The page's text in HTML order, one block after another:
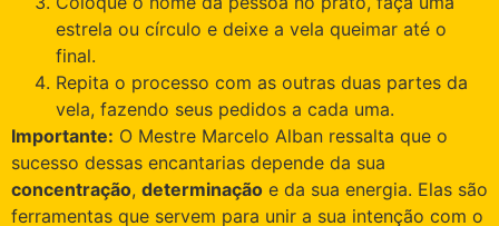
estrela ou círculo e deixe a vela queimar até o
final.
Repita o processo com as outras duas partes da
vela, fazendo seus pedidos a cada uma.
Importante: O Mestre Marcelo Alban ressalta que o
sucesso dessas encantarias depende da sua
concentração, determinação e da sua energia. Elas são
ferramentas que servem para unir a sua intenção com o